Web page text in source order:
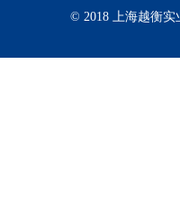
© 2018 上海越衡实